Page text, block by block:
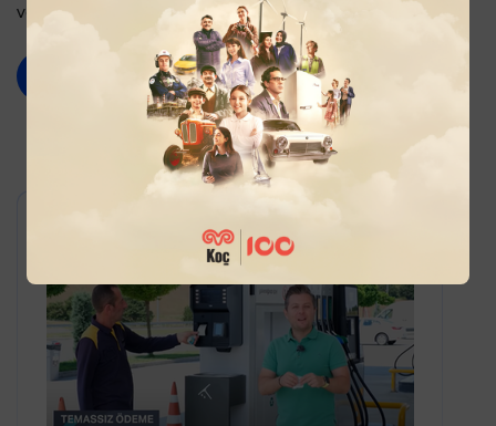
ve çalışma arkadaşlarımıza teşekkür ederiz.
Haberi Görüntüle